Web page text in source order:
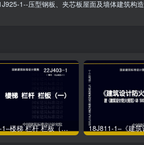
1--压型钢板、夹芯板屋面及墙体建筑构造
22J403-1–楼梯 栏杆 栏板（一）